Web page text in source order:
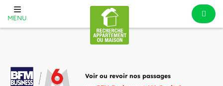
MENU
Voir ou revoir nos passages